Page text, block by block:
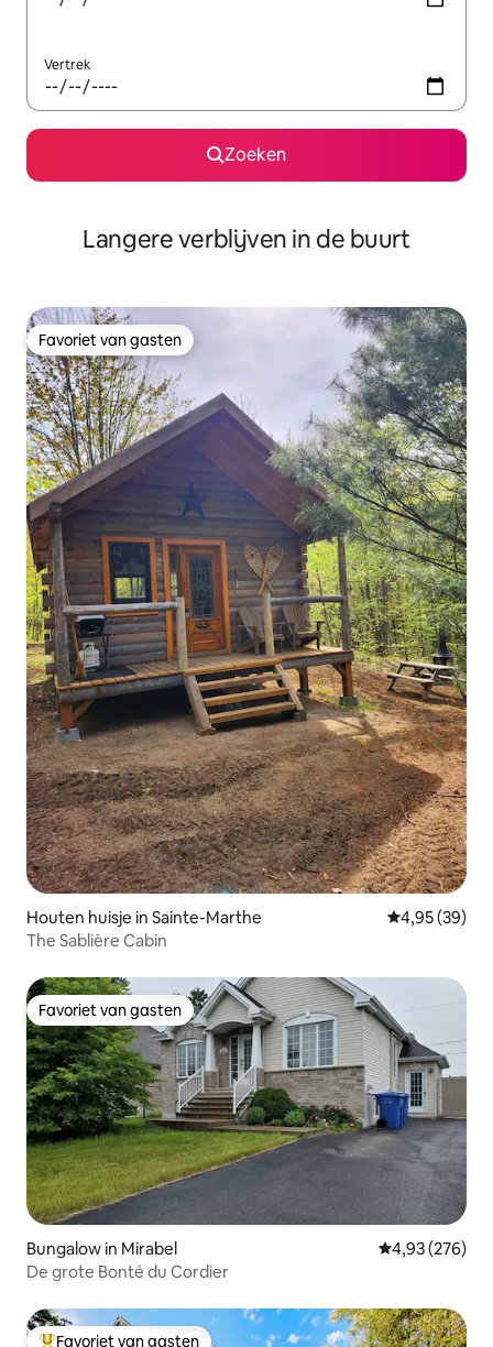
Vertrek
Zoeken
Langere verblijven in de buurt
Favoriet van gasten
Favoriet van gasten
Houten huisje in Sainte-Marthe Gemiddelde
4,95 (39)
The Sablière Cabin
Favoriet van gasten
Favoriet van gasten
Bungalow in Mirabel Gemiddelde
4,93 (276)
De grote Bonté du Cordier
Favoriet van gasten